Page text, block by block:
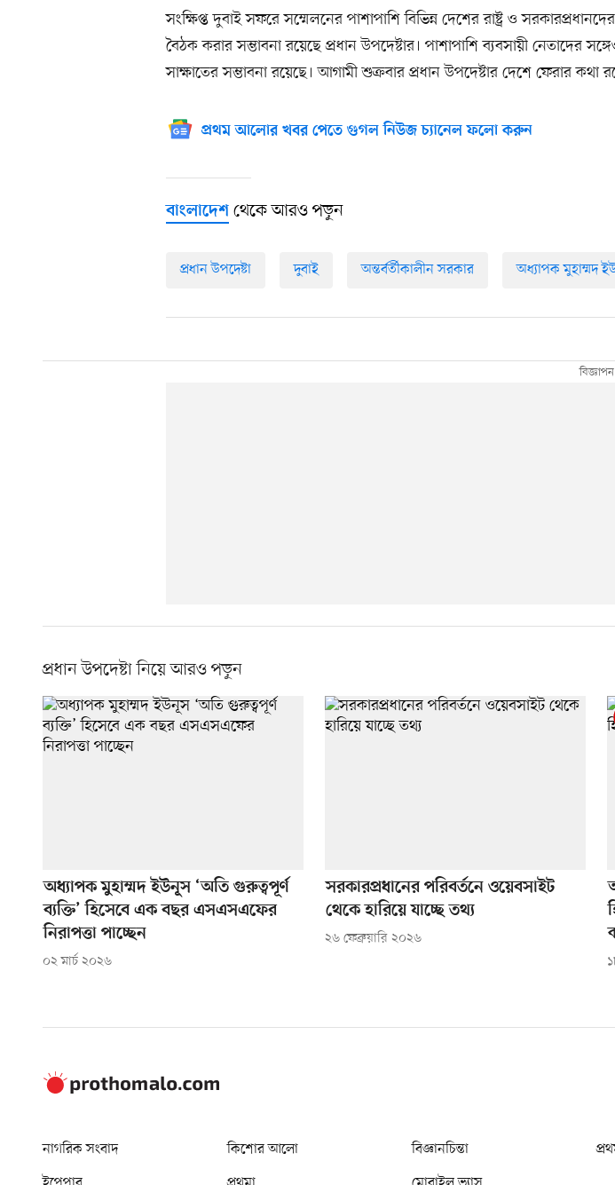
সংক্ষিপ্ত দুবাই সফরে সম্মেলনের পাশাপাশি বিভিন্ন দেশের রাষ্ট্র ও সরকারপ্রধানদের
বৈঠক করার সম্ভাবনা রয়েছে প্রধান উপদেষ্টার। পাশাপাশি ব্যবসায়ী নেতাদের
সাক্ষাতের সম্ভাবনা রয়েছে। আগামী শুক্রবার প্রধান উপদেষ্টার দেশে ফেরার কথা
প্রথম আলোর খবর পেতে গুগল নিউজ চ্যানেল ফলো করুন
বাংলাদেশ থেকে আরও পড়ুন
প্রধান উপদেষ্টা দুবাই অন্তর্বর্তীকালীন সরকার অধ্যাপক মুহাম্মদ
প্রধান উপদেষ্টা নিয়ে আরও পড়ুন
অধ্যাপক মুহাম্মদ ইউনূস ‘অতি গুরুত্বপূর্ণ
ব্যক্তি’ হিসেবে এক বছর এসএসএফের
নিরাপত্তা পাচ্ছেন
০২ মার্চ ২০২৬
সরকারপ্রধানের পরিবর্তনে ওয়েবসাইট
থেকে হারিয়ে যাচ্ছে তথ্য
২৬ ফেব্রুয়ারি ২০২৬
নাগরিক সংবাদ কিশোর আলো বিজ্ঞানচিন্তা